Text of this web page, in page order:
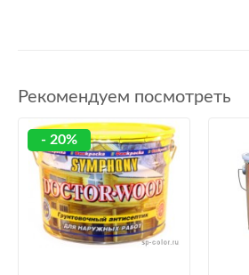
Рекомендуем посмотреть
- 20%